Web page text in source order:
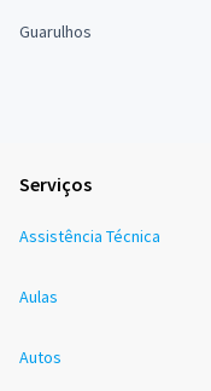
Guarulhos
Serviços
Assistência Técnica
Aulas
Autos